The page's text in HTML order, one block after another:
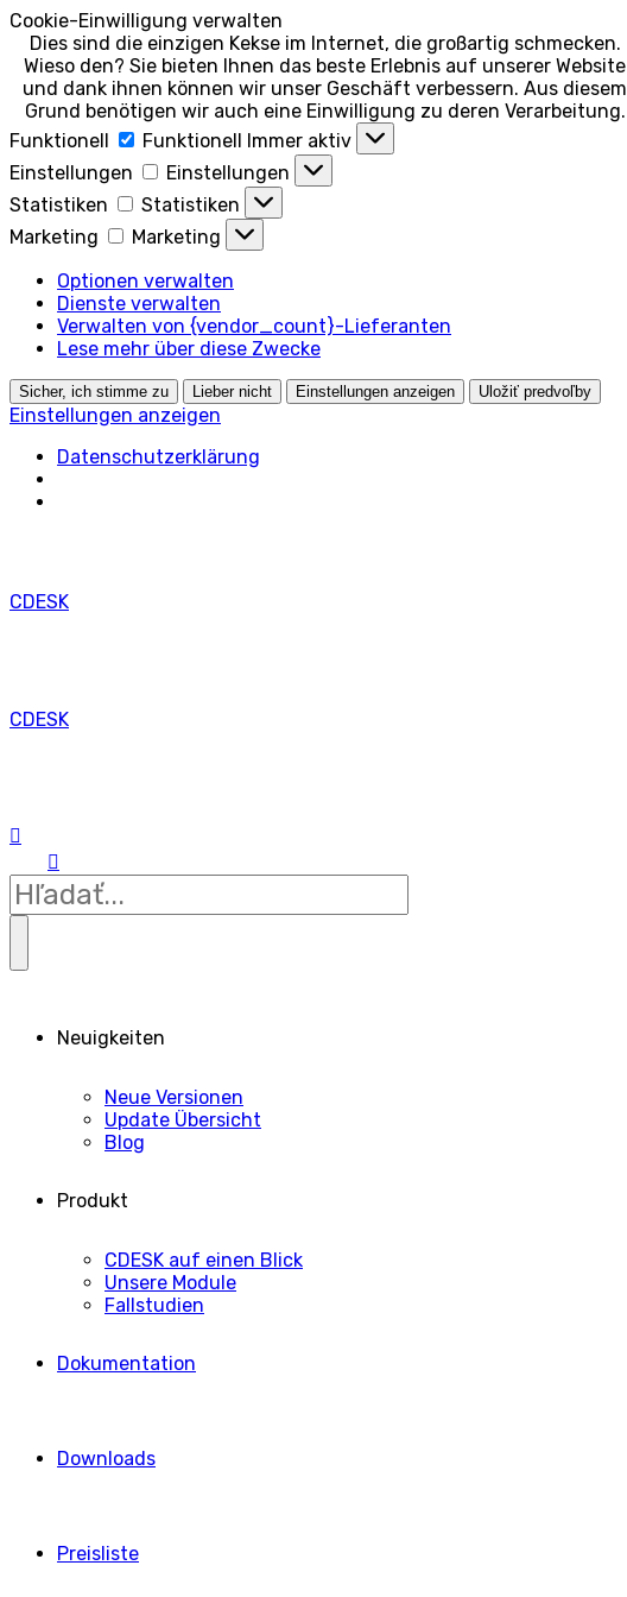
Cookie-Einwilligung verwalten
Dies sind die einzigen Kekse im Internet, die großartig schmecken.
Wieso den? Sie bieten Ihnen das beste Erlebnis auf unserer Website
und dank ihnen können wir unser Geschäft verbessern. Aus diesem
Grund benötigen wir auch eine Einwilligung zu deren Verarbeitung.
Funktionell
Funktionell Immer aktiv
Einstellungen
Einstellungen
Statistiken
Statistiken
Marketing
Marketing
Optionen verwalten
Dienste verwalten
Verwalten von {vendor_count}-Lieferanten
Lese mehr über diese Zwecke
Sicher, ich stimme zu Lieber nicht Einstellungen anzeigen Uložiť predvoľby
Einstellungen anzeigen
Datenschutzerklärung
CDESK
CDESK
Neuigkeiten
Neue Versionen
Update Übersicht
Blog
Produkt
CDESK auf einen Blick
Unsere Module
Fallstudien
Dokumentation
Downloads
Preisliste